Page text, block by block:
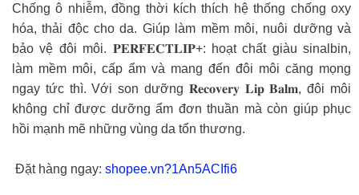
Chống ô nhiễm, đồng thời kích thích hệ thống chống oxy
hóa, thải độc cho da. Giúp làm mềm môi, nuôi dưỡng và
bảo vệ đôi môi. 𝐏𝐄𝐑𝐅𝐄𝐂𝐓𝐋𝐈𝐏+: hoạt chất giàu sinalbin,
làm mềm môi, cấp ẩm và mang đến đôi môi căng mọng
ngay tức thì. Với son dưỡng 𝐑𝐞𝐜𝐨𝐯𝐞𝐫𝐲 𝐋𝐢𝐩 𝐁𝐚𝐥𝐦, đôi môi
không chỉ được dưỡng ẩm đơn thuần mà còn giúp phục
hồi mạnh mẽ những vùng da tổn thương.
️ Đặt hàng ngay: shopee.vn?1An5ACIfi6